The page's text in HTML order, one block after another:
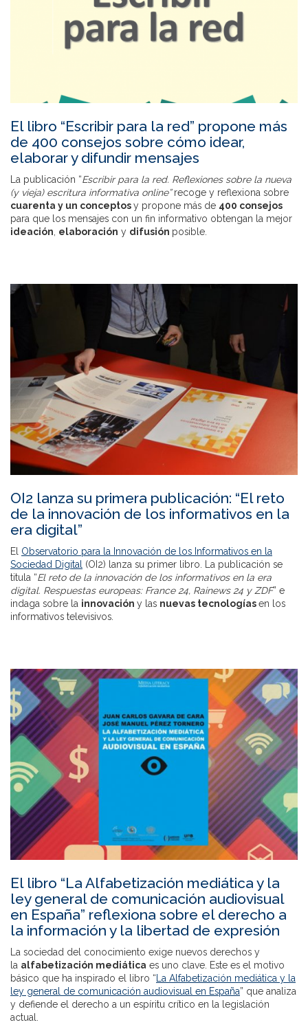
El libro “Escribir para la red” propone más
de 400 consejos sobre cómo idear,
elaborar y difundir mensajes
La publicación “Escribir para la red. Reflexiones sobre la nueva
(y vieja) escritura informativa online”recoge y reflexiona sobre
cuarenta y un conceptosy propone más de 400 consejos
para que los mensajes con un fin informativo obtengan la mejor
ideación elaboración y difusión posible.
OI2 lanza su primera publicación: “El reto
de la innovación de los informativos en la
era digital”
El Observatorio para la Innovación de los Informativos en la
Sociedad Digital
(OI2) lanza su primer libro. La publicación se
titula “El reto de la innovación de los informativos en la era
digital. Respuestas europeas: France 24, Rainews 24 y ZDF” e
indaga sobre la innovación y las nuevas tecnologíasen los
informativos televisivos.
El libro “La Alfabetización mediática y la
ley general de comunicación audiovisual
en España” reflexiona sobre el derecho a
la información y la libertad de expresión
La sociedad del conocimiento exige nuevos derechos y
la alfabetización mediática es uno clave. Este es el motivo
básico que ha inspirado el libro “La Alfabetización mediática y la
ley general de comunicación audiovisual en España” que analiza
y defiende el derecho a un espíritu crítico en la legislación
actual.